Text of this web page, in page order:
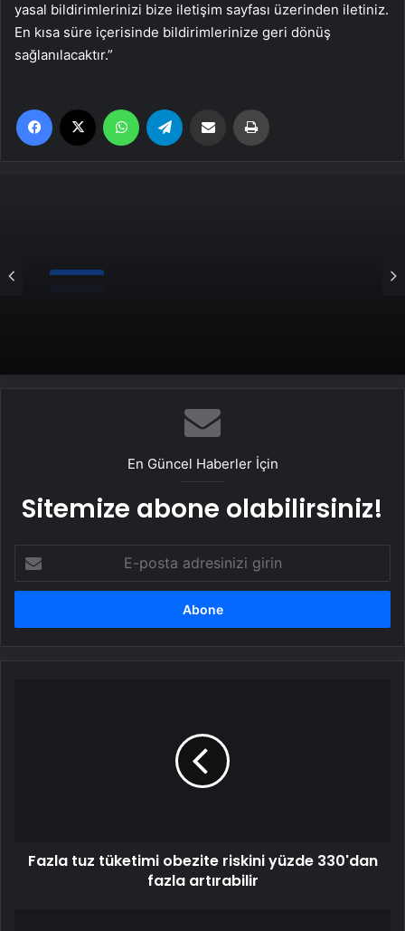
yasal bildirimlerinizi bize iletişim sayfası üzerinden iletiniz.
En kısa süre içerisinde bildirimlerinize geri dönüş
sağlanılacaktır.”
Facebook WhatsApp Email'den paylaş
En Güncel Haberler İçin
Sitemize abone olabilirsiniz!
posta
adresinizi
Fazla tuz tüketimi obezite riskini yüzde 330'dan
fazla artırabilir